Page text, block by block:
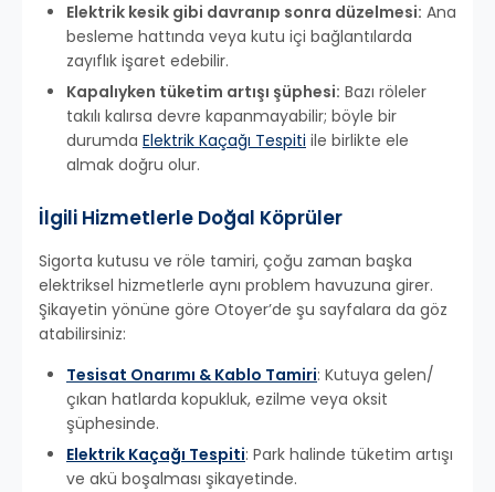
Elektrik kesik gibi davranıp sonra düzelmesi: Ana
besleme hattında veya kutu içi bağlantılarda
zayıflık işaret edebilir.
Kapalıyken tüketim artışı şüphesi: Bazı röleler
takılı kalırsa devre kapanmayabilir; böyle bir
durumda Elektrik Kaçağı Tespiti ile birlikte ele
almak doğru olur.
İlgili Hizmetlerle Doğal Köprüler
Sigorta kutusu ve röle tamiri, çoğu zaman başka
elektriksel hizmetlerle aynı problem havuzuna girer.
Şikayetin yönüne göre Otoyer’de şu sayfalara da göz
atabilirsiniz:
Tesisat Onarımı & Kablo Tamiri: Kutuya gelen/
çıkan hatlarda kopukluk, ezilme veya oksit
şüphesinde.
Elektrik Kaçağı Tespiti: Park halinde tüketim artışı
ve akü boşalması şikayetinde.